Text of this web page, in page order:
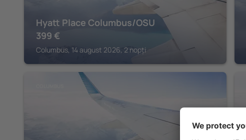
Hyatt Place Columbus/OSU
399 €
Columbus, 14 august 2026, 2 nopți